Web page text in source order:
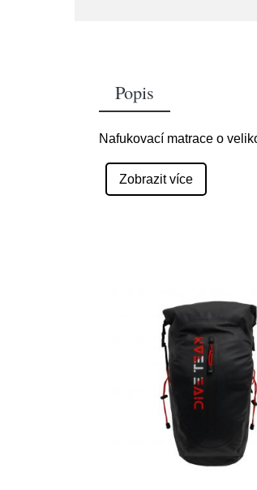
Popis
Nafukovací matrace o
Zobrazit více